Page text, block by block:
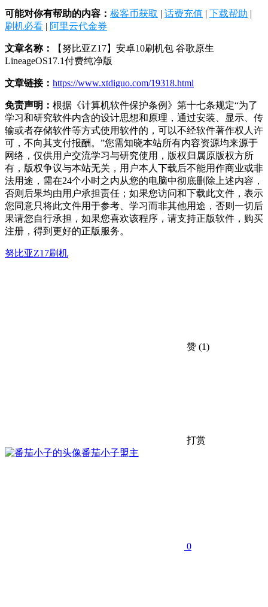
可能对你有帮助的内容： 极客币获取 | 话费充值 | 下载帮助 |
刷机必看 | 阿里云代金券
文章名称：
【努比亚Z17】安卓10刷机包 谷歌原生
LineageOS17.1付费纯净版
文章链接： https://www.xtdiguo.com/19318.html
免责声明： 根据《计算机软件保护条例》第十七条规定“为了
学习和研究软件内含的设计思想和原理，通过安装、显示、传
输或者存储软件等方式使用软件的，可以不经软件著作权人许
可，不向其支付报酬。”您需知晓本站所有内容资源均来源于
网络，仅供用户交流学习与研究使用，版权归属原版权方所
有，版权争议与本站无关，用户本人下载后不能用作商业或非
法用途，需在24个小时之内从您的电脑中彻底删除上述内容，
否则后果均由用户承担责任；如果您访问和下载此文件，表示
您同意只将此文件用于参考、学习而非其他用途，否则一切后
果请您自行承担，如果您喜欢该程序，请支持正版软件，购买
注册，得到更好的正版服务。
努比亚Z17刷机
赞 (1)
打赏
番茄小子盟主
0